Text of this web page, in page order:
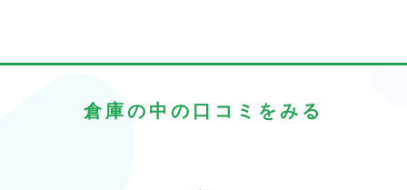
倉庫の中の口コミをみる